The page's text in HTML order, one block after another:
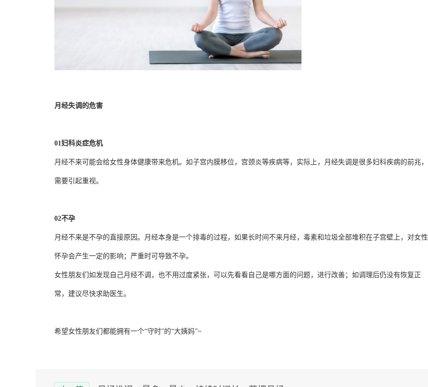
月经失调的危害
01妇科炎症危机
月经不来可能会给女性身体健康带来危机。如子宫内膜移位，宫颈炎等疾病等，实际上，月经失调是很多妇科疾病的前兆，
需要引起重视。
02不孕
月经不来是不孕的直接原因。月经本身是一个排毒的过程，如果长时间不来月经，毒素和垃圾全部堆积在子宫壁上，对女性
怀孕会产生一定的影响；严重时可导致不孕。
女性朋友们如发现自己月经不调，也不用过度紧张，可以先看看自己是哪方面的问题，进行改善；如调理后仍没有恢复正
常，建议尽快求助医生。
希望女性朋友们都能拥有一个“守时”的“大姨妈”~